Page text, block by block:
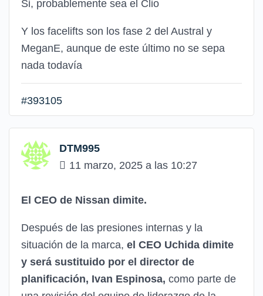
Si, probablemente sea el Clio
Y los facelifts son los fase 2 del Austral y
MeganE, aunque de este último no se sepa
nada todavía
#393105
DTM995
11 marzo, 2025 a las 10:27
El CEO de Nissan dimite.
Después de las presiones internas y la
situación de la marca, el CEO Uchida dimite
y será sustituido por el director de
planificación, Ivan Espinosa, como parte de